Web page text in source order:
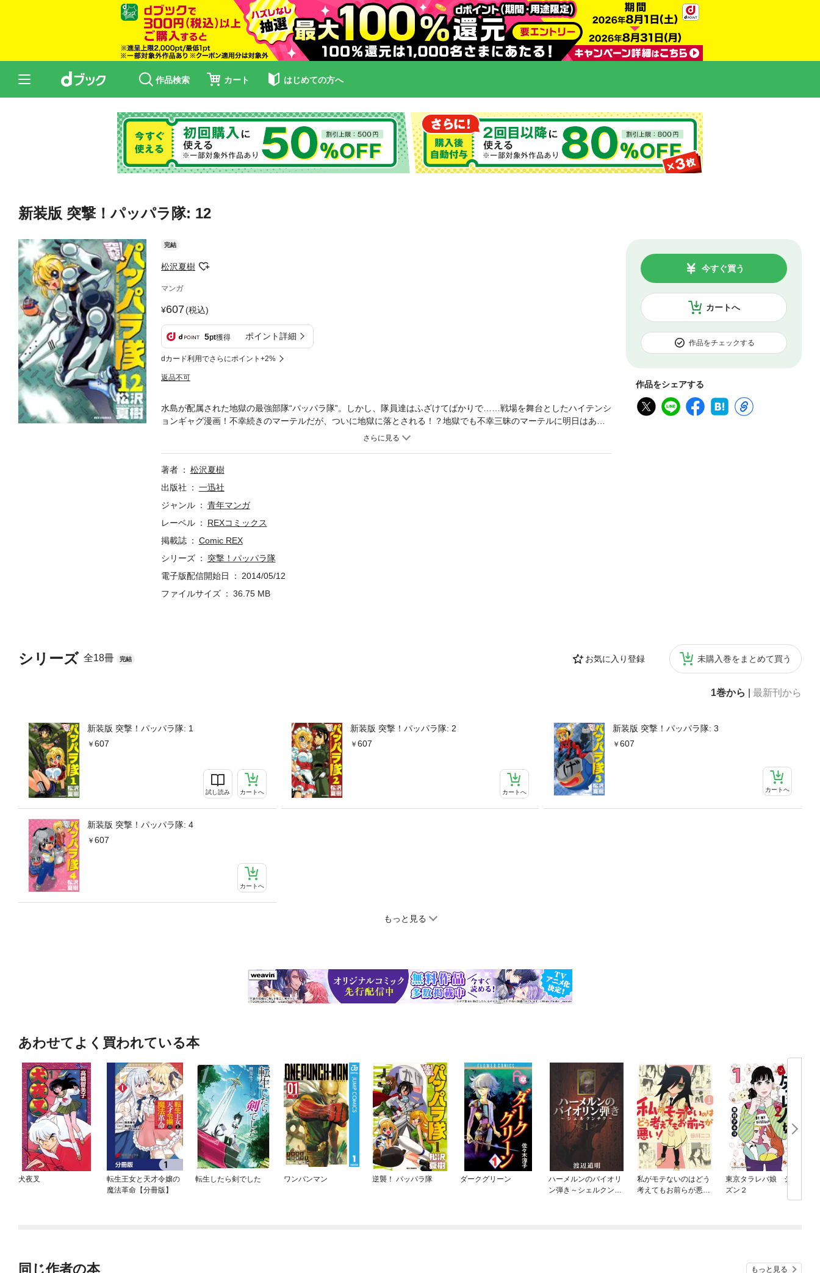
作品検索 カート はじめての方へ
新装版 突撃！パッパラ隊: 12
完結
松沢夏樹
マンガ
607(税込)
5pt獲得 ポイント詳細
dカード利用でさらにポイント+2%
返品不可
カートへ
今すぐ買う
作品をチェックする
作品をシェアする
シリーズ 全18冊 完結 お気に入り登録 未購入巻をまとめて買う
1巻から 最新刊から
新装版 突撃！パッパラ隊: 1
607
試し読み カートへ
新装版 突撃！パッパラ隊: 2
607
カートへ
新装版 突撃！パッパラ隊: 3
607
カートへ
新装版 突撃！パッパラ隊: 4
607
カートへ
もっと見る
水島が配属された地獄の最強部隊“パッパラ隊”。しかし、隊員達はふざけてばかりで……戦場を舞台としたハイテンシ
ョンギャグ漫画！不幸続きのマーテルだが、ついに地獄に落とされる！？地獄でも不幸三昧のマーテルに明日はある
のか？そのほか、ランコの中学時代へタイムスリップしたり、大型怪獣がパッパラ隊の基地を襲ったりと、12巻も大
著者
松沢夏樹
出版社
一迅社
ジャンル
青年マンガ
レーベル
REXコミックス
掲載誌
Comic REX
シリーズ
突撃！パッパラ隊
電子版配信開始日
2014/05/12
ファイルサイズ
36.75 MB
あわせてよく買われている本
犬夜叉
転生王女と天才令嬢の
魔法革命【分冊版】
転生したら剣でした ワンパンマン 逆襲！ パッパラ隊 ダークグリーン
ハーメルンのバイオリ
ン弾き～シェルクンチ
私がモテないのはどう
考えてもお前らが悪
東京タラレバ娘 シー
ズン２
同じ作者の本 もっと見る